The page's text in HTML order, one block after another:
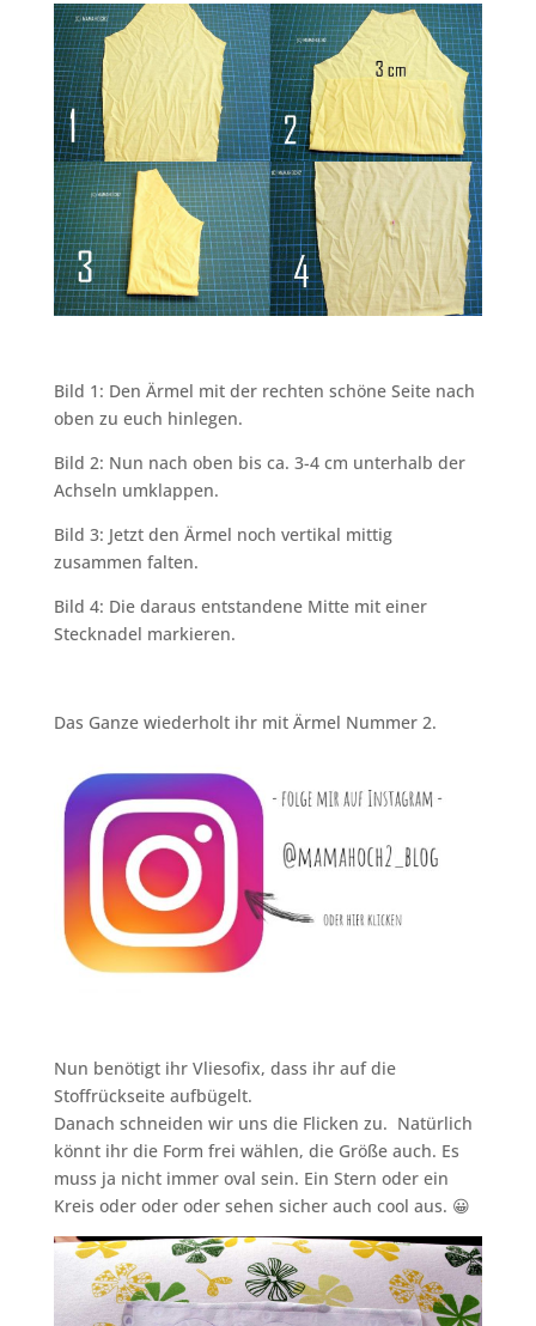
Bild 1: Den Ärmel mit der rechten schöne Seite nach
oben zu euch hinlegen.
Bild 2: Nun nach oben bis ca. 3-4 cm unterhalb der
Achseln umklappen.
Bild 3: Jetzt den Ärmel noch vertikal mittig
zusammen falten.
Bild 4: Die daraus entstandene Mitte mit einer
Stecknadel markieren.
Das Ganze wiederholt ihr mit Ärmel Nummer 2.
Nun benötigt ihr Vliesofix, dass ihr auf die
Stoffrückseite aufbügelt.
Danach schneiden wir uns die Flicken zu. Natürlich
könnt ihr die Form frei wählen, die Größe auch. Es
muss ja nicht immer oval sein. Ein Stern oder ein
Kreis oder oder oder sehen sicher auch cool aus. 😀